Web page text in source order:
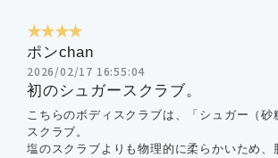
★★★★
ポンchan
2026/02/17 16:55:04
初のシュガースクラブ。
こちらのボディスクラブは、「シュガー（砂
スクラブ。
塩のスクラブよりも物理的に柔らかいため、